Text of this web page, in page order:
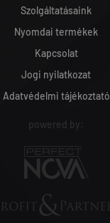
Szolgáltatásaink
Nyomdai termékek
Kapcsolat
Jogi nyilatkozat
Adatvédelmi tájékoztató
powered by: